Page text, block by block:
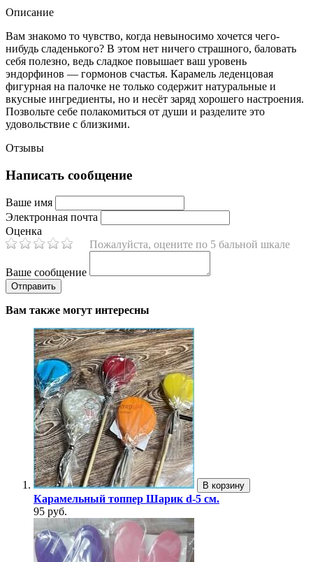
Описание
Вам знакомо то чувство, когда невыносимо хочется чего-
нибудь сладенького? В этом нет ничего страшного, баловать
себя полезно, ведь сладкое повышает ваш уровень
эндорфинов — гормонов счастья. Карамель леденцовая
фигурная на палочке не только содержит натуральные и
вкусные ингредиенты, но и несёт заряд хорошего настроения.
Позвольте себе полакомиться от души и разделите это
удовольствие с близкими.
Отзывы
Написать сообщение
Ваше имя
Электронная почта
Оценка
Пожалуйста, оцените по 5 бальной шкале
Ваше сообщение
Вам также могут интересны
В корзину
Карамельный топпер Шарик d-5 см.
95 руб.